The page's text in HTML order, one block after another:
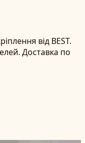
від BEST.
Доставка по